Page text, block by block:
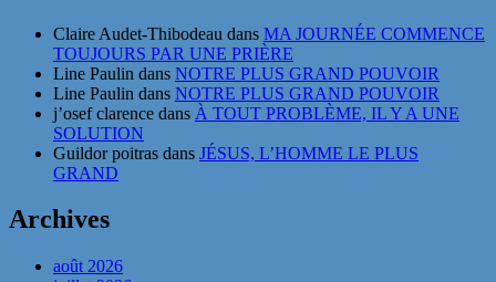
Claire Audet-Thibodeau dans MA JOURNÉE COMMENCE
TOUJOURS PAR UNE PRIÈRE
Line Paulin dans NOTRE PLUS GRAND POUVOIR
Line Paulin dans NOTRE PLUS GRAND POUVOIR
j’osef clarence dans À TOUT PROBLÈME, IL Y A UNE
SOLUTION
Guildor poitras dans JÉSUS, L’HOMME LE PLUS
GRAND
Archives
août 2026